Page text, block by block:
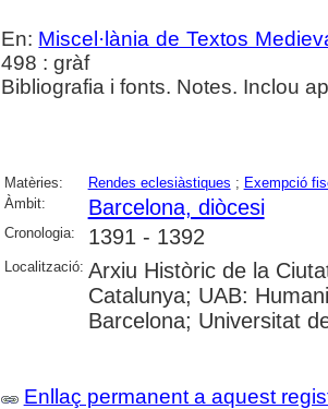
En: Miscel·lània de Textos
498 : gràf
Bibliografia i fonts. Notes. Inclou
Matèries: Rendes eclesiàstiques ; Exempció
Àmbit:
Barcelona, diòcesi
Cronologia: 1391 - 1392
Localització: Arxiu Històric de la
Catalunya; UAB:
Barcelona; Universitat
Enllaç permanent a aquest